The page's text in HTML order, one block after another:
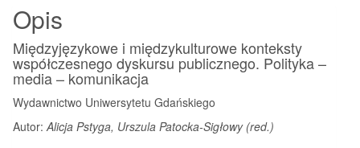
Opis
Międzyjęzykowe i międzykulturowe konteksty
współczesnego dyskursu publicznego. Polityka –
media – komunikacja
Wydawnictwo Uniwersytetu Gdańskiego
Autor: Alicja Pstyga, Urszula Patocka-Sigłowy (red.)